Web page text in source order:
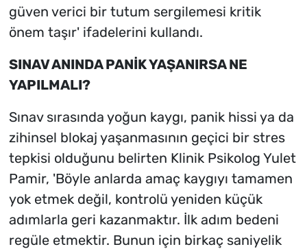
güven verici bir tutum sergilemesi kritik
önem taşır' ifadelerini kullandı.
SINAV ANINDA PANİK YAŞANIRSA NE
YAPILMALI?
Sınav sırasında yoğun kaygı, panik hissi ya da
zihinsel blokaj yaşanmasının geçici bir stres
tepkisi olduğunu belirten Klinik Psikolog Yulet
Pamir, 'Böyle anlarda amaç kaygıyı tamamen
yok etmek değil, kontrolü yeniden küçük
adımlarla geri kazanmaktır. İlk adım bedeni
regüle etmektir. Bunun için birkaç saniyelik